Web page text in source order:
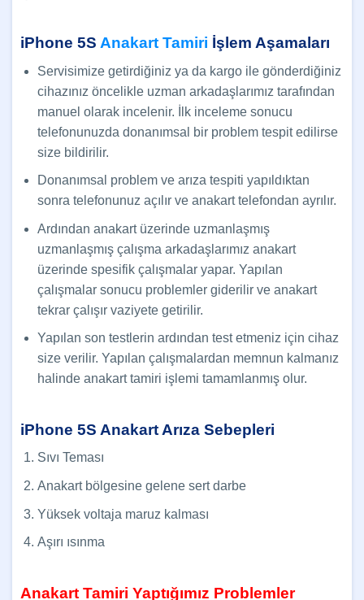
iPhone 5S Anakart Tamiri İşlem Aşamaları
Servisimize getirdiğiniz ya da kargo ile gönderdiğiniz
cihazınız öncelikle uzman arkadaşlarımız tarafından
manuel olarak incelenir. İlk inceleme sonucu
telefonunuzda donanımsal bir problem tespit edilirse
size bildirilir.
Donanımsal problem ve arıza tespiti yapıldıktan
sonra telefonunuz açılır ve anakart telefondan ayrılır.
Ardından anakart üzerinde uzmanlaşmış
uzmanlaşmış çalışma arkadaşlarımız anakart
üzerinde spesifik çalışmalar yapar. Yapılan
çalışmalar sonucu problemler giderilir ve anakart
tekrar çalışır vaziyete getirilir.
Yapılan son testlerin ardından test etmeniz için cihaz
size verilir. Yapılan çalışmalardan memnun kalmanız
halinde anakart tamiri işlemi tamamlanmış olur.
iPhone 5S Anakart Arıza Sebepleri
Sıvı Teması
Anakart bölgesine gelene sert darbe
Yüksek voltaja maruz kalması
Aşırı ısınma
Anakart Tamiri Yaptığımız Problemler